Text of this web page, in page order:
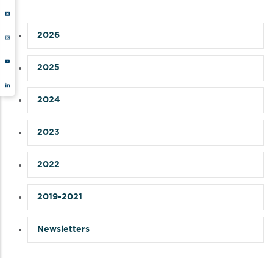
2026
2025
2024
2023
2022
2019-2021
Newsletters